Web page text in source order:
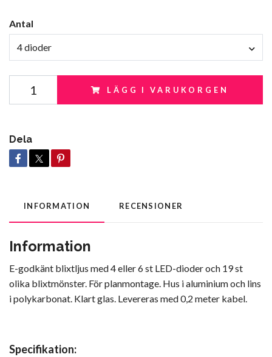
Antal
4 dioder
LÄGG I VARUKORGEN
Dela
INFORMATION RECENSIONER
Information
E-godkänt blixtljus med 4 eller 6 st LED-dioder och 19 st
olika blixtmönster. För planmontage. Hus i aluminium och lins
i polykarbonat. Klart glas. Levereras med 0,2 meter kabel.
Specifikation: